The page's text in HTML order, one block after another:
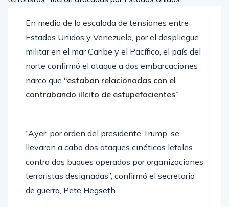
En medio de la escalada de tensiones entre
Estados Unidos y Venezuela, por el despliegue
militar en el mar Caribe y el Pacífico, el país del
norte confirmó el ataque a dos embarcaciones
narco que “estaban relacionadas con el
contrabando ilícito de estupefacientes”
“Ayer, por orden del presidente Trump, se
llevaron a cabo dos ataques cinéticos letales
contra dos buques operados por organizaciones
terroristas designadas”, confirmó el secretario
de guerra, Pete Hegseth.